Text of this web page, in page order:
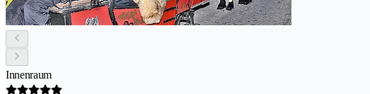
Innenraum